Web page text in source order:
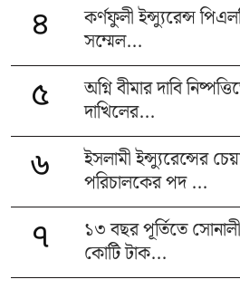
৪
কর্ণফুলী ইন্স্যুরেন্স
সম্মেল...
৫
অগ্নি বীমার দাবি
দাখিলের...
৬
ইসলামী ইন্স্যুরেন্সের
পরিচালকের পদ ...
৭
১৩ বছর পূর্তিতে
কোটি টাক...